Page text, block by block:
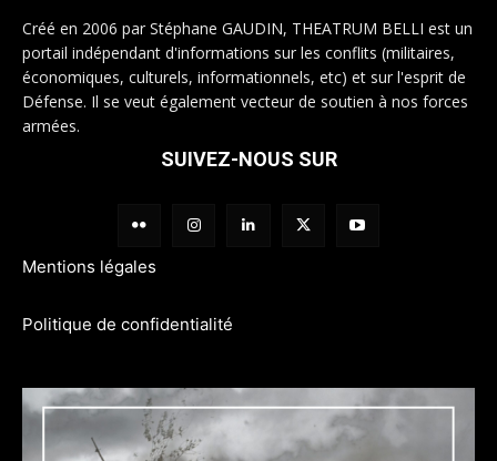
Créé en 2006 par Stéphane GAUDIN, THEATRUM BELLI est un
portail indépendant d'informations sur les conflits (militaires,
économiques, culturels, informationnels, etc) et sur l'esprit de
Défense. Il se veut également vecteur de soutien à nos forces
armées.
SUIVEZ-NOUS SUR
Mentions légales
Politique de confidentialité